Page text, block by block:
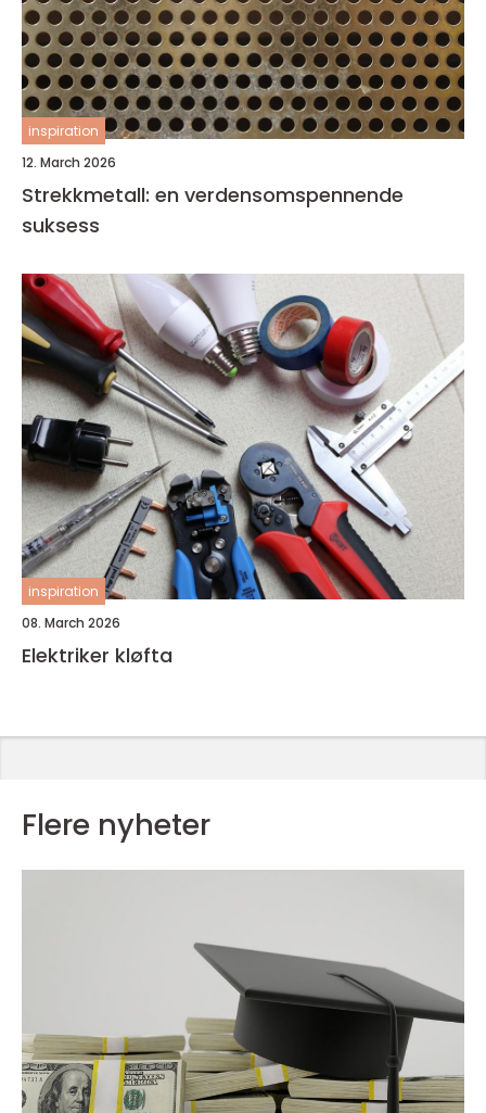
inspiration
12. March 2026
Strekkmetall: en verdensomspennende
suksess
inspiration
08. March 2026
Elektriker kløfta
Flere nyheter